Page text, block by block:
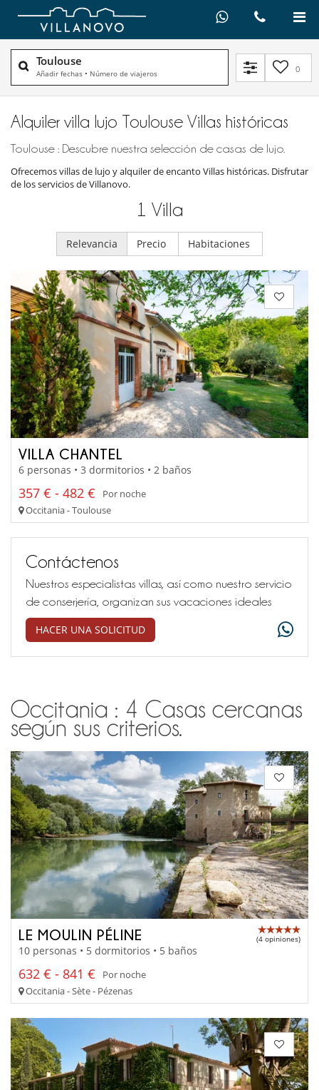
Toulouse
Añadir fechas • Número de viajeros 0
Alquiler villa lujo Toulouse Villas históricas
Toulouse : Descubre nuestra selección de casas de lujo.
Ofrecemos villas de lujo y alquiler de encanto Villas históricas. Disfrutar
de los servicios de Villanovo.
1 Villa
Relevancia Precio Habitaciones
VILLA CHANTEL
6 personas • 3 dormitorios • 2 baños
357 € - 482 €
Por noche
Occitania - Toulouse
Contáctenos
Nuestros especialistas villas, así como nuestro servicio
de conserjería, organizan sus vacaciones ideales
HACER UNA SOLICITUD
Occitania : 4 Casas cercanas
según sus criterios.
LE MOULIN PÉLINE (4 opiniones)
10 personas • 5 dormitorios • 5 baños
632 € - 841 €
Por noche
Occitania - Sète - Pézenas